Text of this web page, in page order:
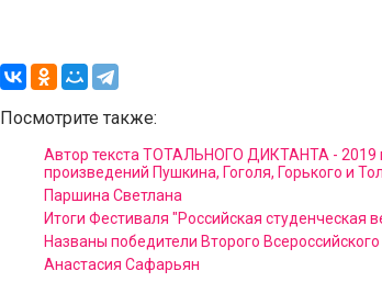
Посмотрите также:
Автор текста ТОТАЛЬНОГО ДИКТАНТА - 2019
произведений Пушкина, Гоголя, Горького и
Паршина Светлана
Итоги Фестиваля "Российская студенческая
Названы победители Второго
Анастасия Сафарьян